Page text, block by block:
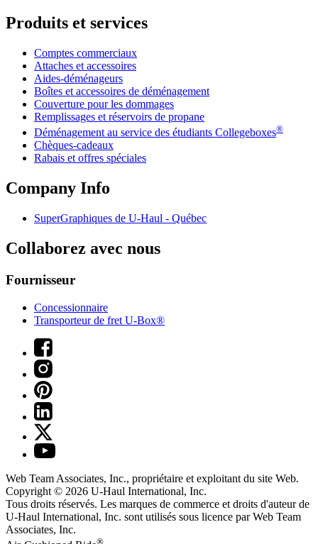
Produits et services
Comptes commerciaux
Attaches et accessoires
Aides-déménageurs
Boîtes et accessoires de déménagement
Couverture pour les dommages
Remplissages et réservoirs de propane
Déménagement au service des étudiants Collegeboxes®
Chèques-cadeaux
Rabais et offres spéciales
Company Info
SuperGraphiques de U-Haul - Québec
Collaborez avec nous
Fournisseur
Concessionnaire
Transporteur de fret U-Box®
Web Team Associates, Inc., propriétaire et exploitant du site Web.
Copyright © 2026 U-Haul International, Inc.
Tous droits réservés. Les marques de commerce et droits d'auteur de
U-Haul International, Inc. sont utilisés sous licence par Web Team
Associates, Inc.
®